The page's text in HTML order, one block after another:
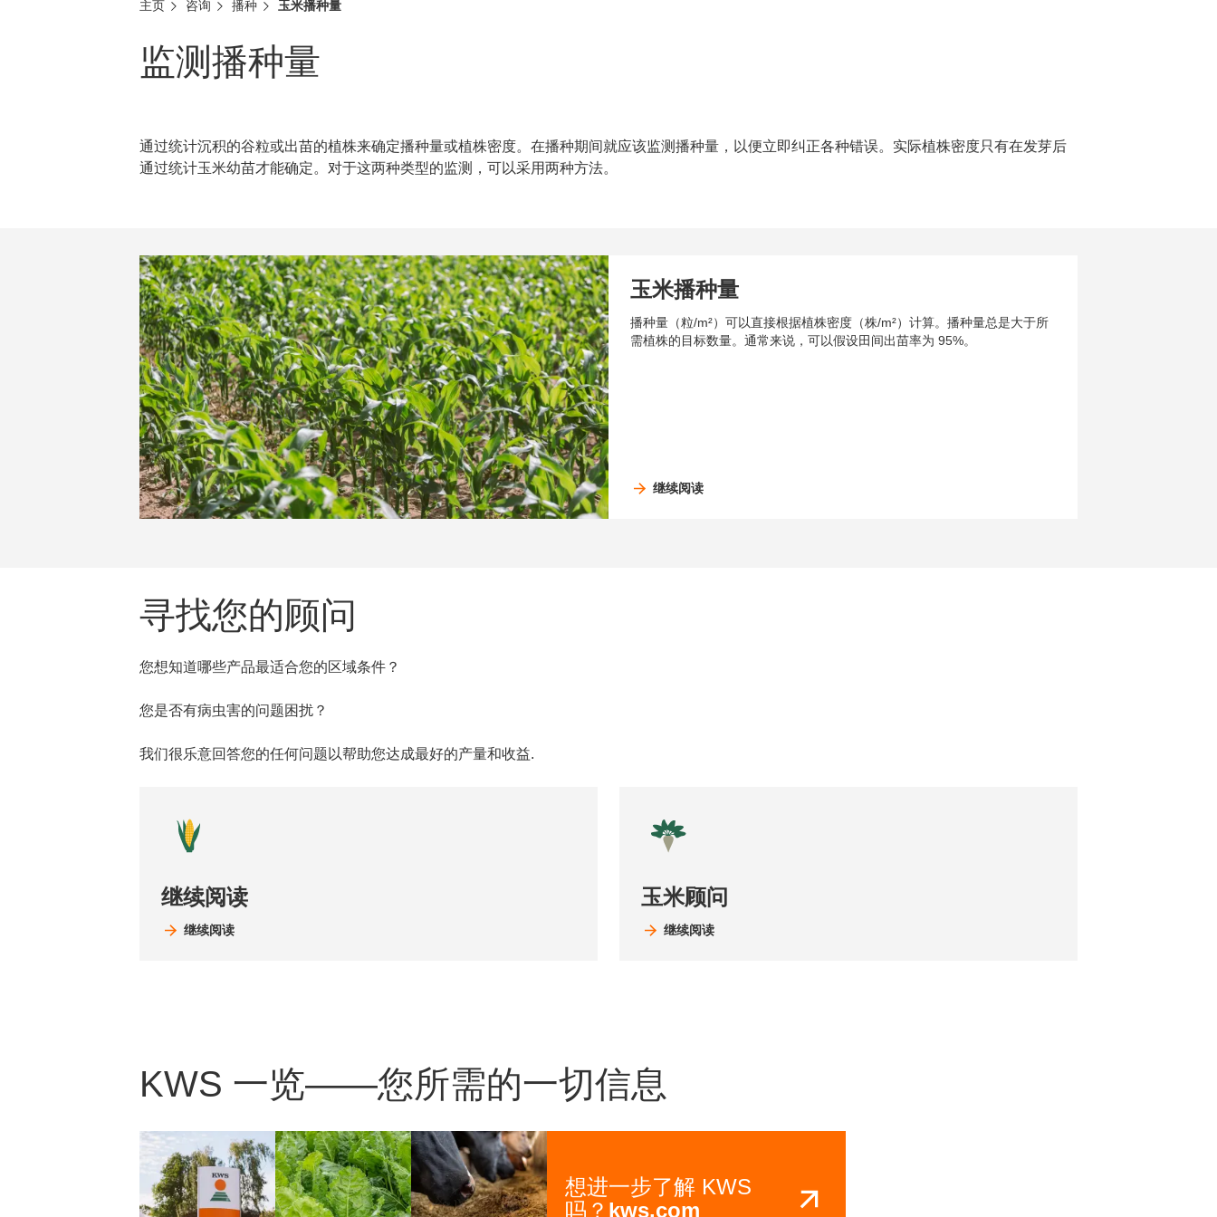
主页 咨询 播种 玉米播种量
监测播种量
通过统计沉积的谷粒或出苗的植株来确定播种量或植株密度。在播种期间就应该监测播种量，以便立即纠正各种错误。实际植株密度只有在发芽后
通过统计玉米幼苗才能确定。对于这两种类型的监测，可以采用两种方法。
玉米播种量
播种量（粒/m²）可以直接根据植株密度（株/m²）计算。播种量总是大于所
需植株的目标数量。通常来说，可以假设田间出苗率为 95%。
继续阅读
寻找您的顾问
您想知道哪些产品最适合您的区域条件？
您是否有病虫害的问题困扰？
我们很乐意回答您的任何问题以帮助您达成最好的产量和收益.
继续阅读
继续阅读
玉米顾问
继续阅读
KWS 一览——您所需的一切信息
想进一步了解 KWS
吗？ kws.com